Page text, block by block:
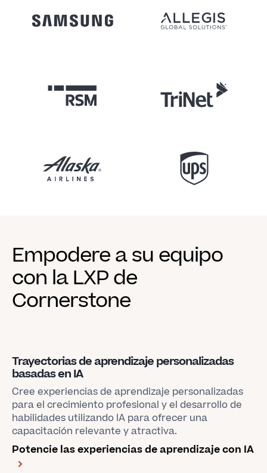
Empodere a su equipo
con la LXP de
Cornerstone
Trayectorias de aprendizaje personalizadas
basadas en IA
Cree experiencias de aprendizaje personalizadas
para el crecimiento profesional y el desarrollo de
habilidades utilizando IA para ofrecer una
capacitación relevante y atractiva.
Potencie las experiencias de aprendizaje con IA